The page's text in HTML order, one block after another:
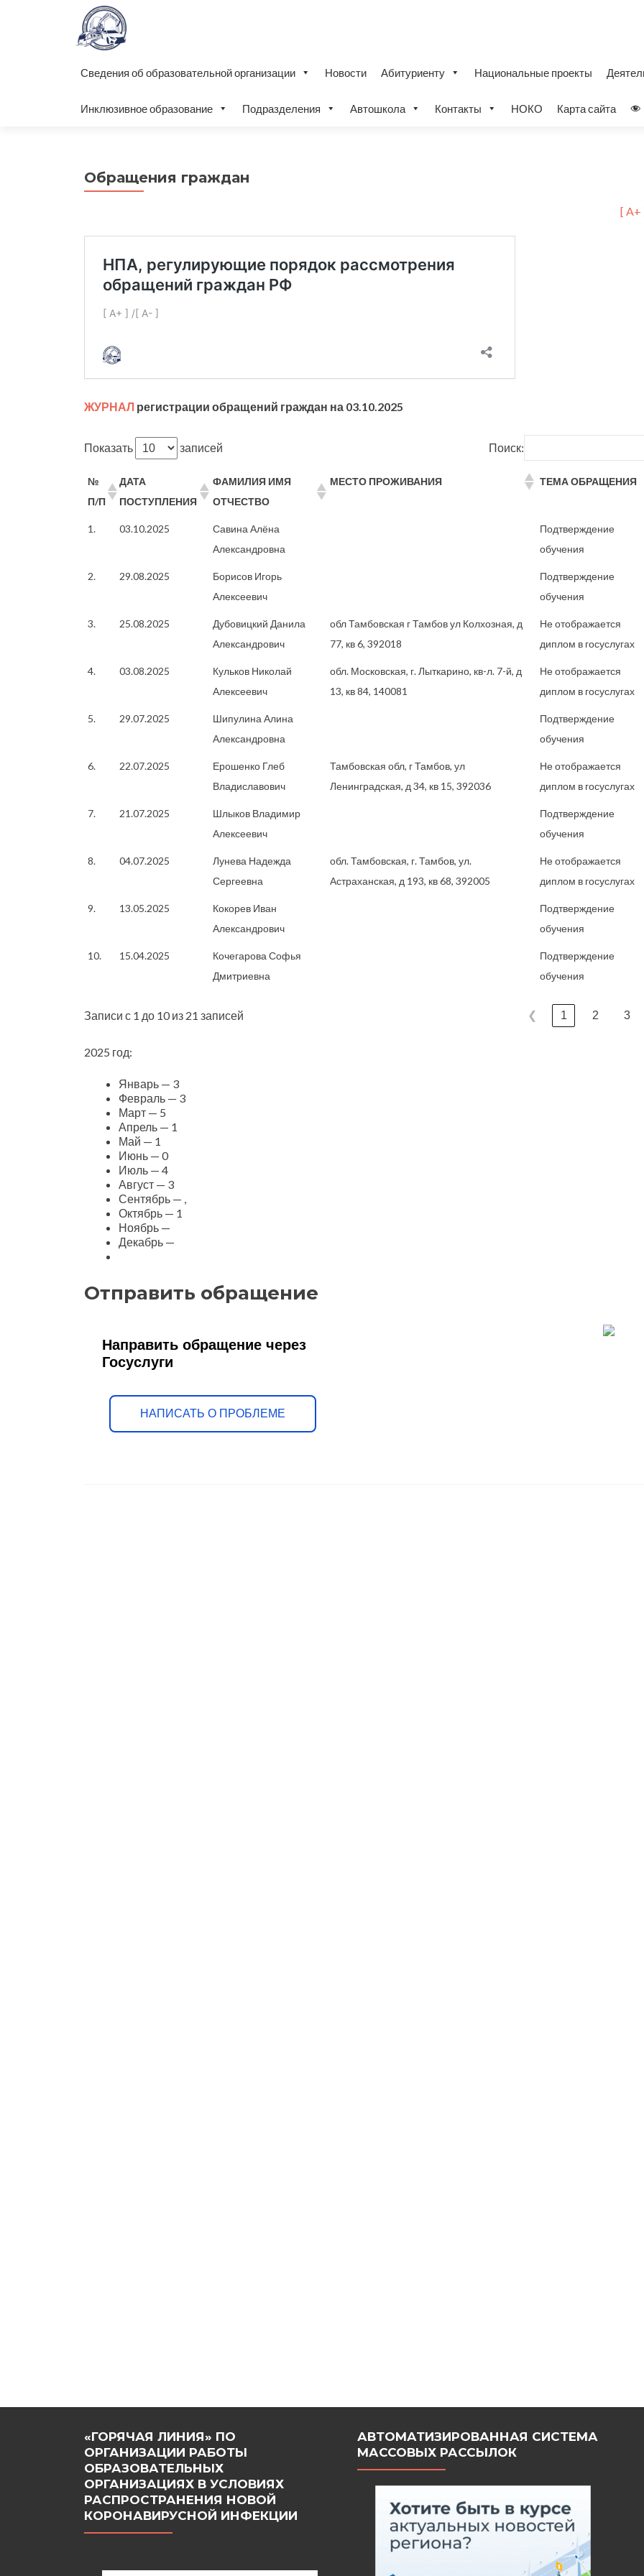
Сведения об образовательной организации Новости Абитуриенту Национальные проекты
Инклюзивное образование Подразделения Автошкола Контакты НОКО Карта сайта
Обращения граждан
[
ЖУРНАЛ регистрации обращений граждан на 03.10.2025
Показать записей Поиск:
№
П/П
ДАТА
ПОСТУПЛЕНИЯ
ФАМИЛИЯ ИМЯ
ОТЧЕСТВО
МЕСТО ПРОЖИВАНИЯ ТЕМА ОБРАЩЕНИЯ
1. 03.10.2025
Савина Алёна
Александровна
Подтверждение
обучения
2. 29.08.2025
Борисов Игорь
Алексеевич
Подтверждение
обучения
3. 25.08.2025
Дубовицкий Данила
Александрович
обл Тамбовская г Тамбов ул Колхозная, д
77, кв 6, 392018
Не отображается
диплом в госуслугах
4. 03.08.2025
Кульков Николай
Алексеевич
обл. Московская, г. Лыткарино, кв-л. 7-й, д
13, кв 84, 140081
Не отображается
диплом в госуслугах
5. 29.07.2025
Шипулина Алина
Александровна
Подтверждение
обучения
6. 22.07.2025
Ерошенко Глеб
Владиславович
Тамбовская обл, г Тамбов, ул
Ленинградская, д 34, кв 15, 392036
Не отображается
диплом в госуслугах
7. 21.07.2025
Шлыков Владимир
Алексеевич
Подтверждение
обучения
8. 04.07.2025
Лунева Надежда
Сергеевна
обл. Тамбовская, г. Тамбов, ул.
Астраханская, д 193, кв 68, 392005
Не отображается
диплом в госуслугах
9. 13.05.2025
Кокорев Иван
Александрович
Подтверждение
обучения
10. 15.04.2025
Кочегарова Софья
Дмитриевна
Подтверждение
обучения
Записи с 1 до 10 из 21 записей ❮ 1 2 3
2025 год:
Январь — 3
Февраль — 3
Март — 5
Апрель — 1
Май — 1
Июнь — 0
Июль — 4
Август — 3
Сентябрь — ,
Октябрь — 1
Ноябрь —
Декабрь —
Отправить обращение
Направить обращение через
Госуслуги
НАПИСАТЬ О ПРОБЛЕМЕ
«ГОРЯЧАЯ ЛИНИЯ» ПО
ОРГАНИЗАЦИИ РАБОТЫ
ОБРАЗОВАТЕЛЬНЫХ
ОРГАНИЗАЦИЯХ В УСЛОВИЯХ
РАСПРОСТРАНЕНИЯ НОВОЙ
КОРОНАВИРУСНОЙ ИНФЕКЦИИ
АВТОМАТИЗИРОВАННАЯ СИСТЕМА
МАССОВЫХ РАССЫЛОК